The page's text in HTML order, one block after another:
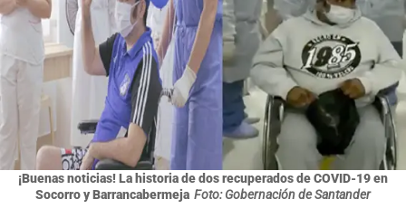
¡Buenas noticias! La historia de dos recuperados de COVID-19 en
Socorro y Barrancabermeja Foto: Gobernación de Santander